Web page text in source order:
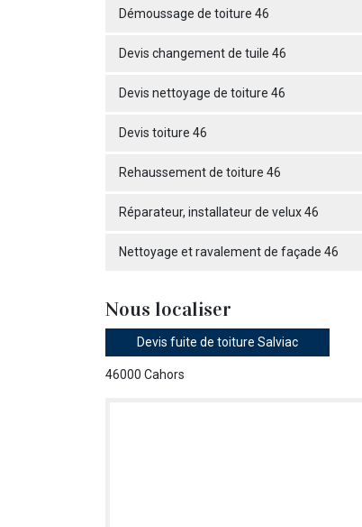
Démoussage de toiture 46
Devis changement de tuile 46
Devis nettoyage de toiture 46
Devis toiture 46
Rehaussement de toiture 46
Réparateur, installateur de velux 46
Nettoyage et ravalement de façade 46
Nous localiser
Devis fuite de toiture Salviac
46000 Cahors